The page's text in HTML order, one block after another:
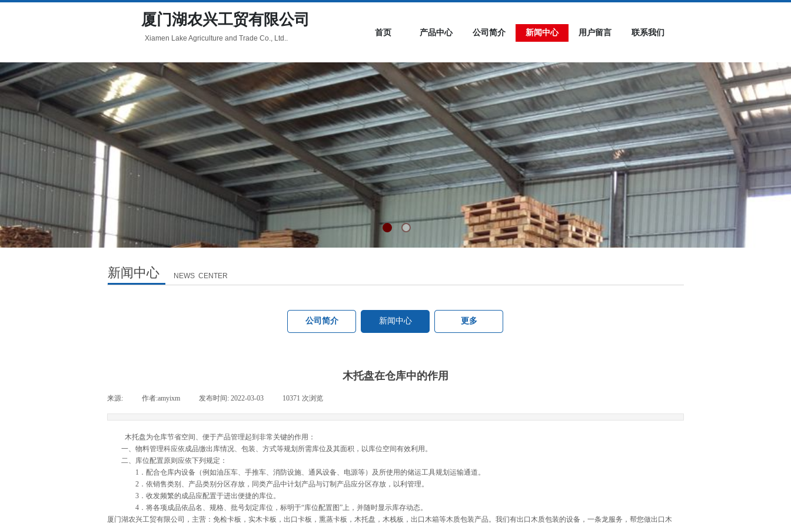
Xiamen Lake Agriculture and Trade Co., Ltd..
厦门湖农兴工贸有限公司
首页 产品中心 公司简介 新闻中心 用户留言 联系我们
新闻中心 NEWS CENTER
公司简介 新闻中心 更多
木托盘在仓库中的作用
来源: 作者:amyixm 发布时间: 2022-03-03 10371 次浏览
木托盘为仓库节省空间、便于产品管理起到非常关键的作用：
一、物料管理科应依成品缴出库情况、包装、方式等规划所需库位及其面积，以库位空间有效利用。
二、库位配置原则应依下列规定：
1．配合仓库内设备（例如油压车、手推车、消防设施、通风设备、电源等）及所使用的储运工具规划运输通道。
2．依销售类别、产品类别分区存放，同类产品中计划产品与订制产品应分区存放，以利管理。
3．收发频繁的成品应配置于进出便捷的库位。
4．将各项成品依品名、规格、批号划定库位，标明于“库位配置图”上，并随时显示库存动态。
厦门湖农兴工贸有限公司，主营：免检卡板，实木卡板，出口卡板，熏蒸卡板，木托盘，木栈板，出口木箱等木质包装产品。我们有出口木质包装的设备，一条龙服务，帮您做出口木